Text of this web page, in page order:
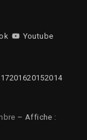
Youtube
201620152014
– Affiche :